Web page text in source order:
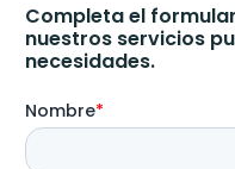
Completa el
nuestros servicios
necesidades.